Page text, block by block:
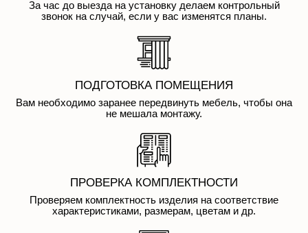
ПОДГОТОВКА ПОМЕЩЕНИЯ
Вам необходимо заранее передвинуть мебель, чтобы она
не мешала монтажу.
ПРОВЕРКА КОМПЛЕКТНОСТИ
Проверяем комплектность изделия на соответствие
характеристиками, размерам, цветам и др.